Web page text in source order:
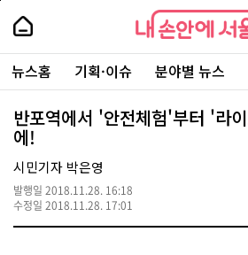
본
로
가
내
손
안
에
서
울
-
서
울
시
대
표
소
통
포
내
손
에
울
주
요
서
뉴스홈 기획·이슈 분야별 뉴스
반포역에서 '안전체험'부터 '라
에!
시민기자 박은영
발행일 2018.11.28. 16:18
수정일 2018.11.28. 17:01
페
상
단
로